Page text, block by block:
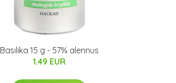
Basilika 15 g - 57% alennus
1.49 EUR